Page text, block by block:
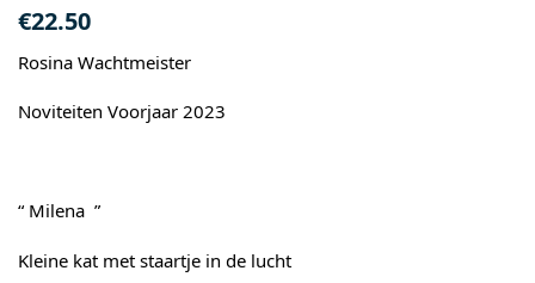
€22.50
Rosina Wachtmeister
Noviteiten Voorjaar 2023
“ Milena ”
Kleine kat met staartje in de lucht